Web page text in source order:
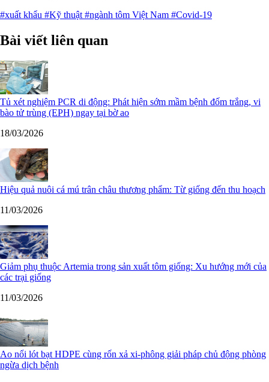
#xuất khẩu #Kỹ thuật #ngành tôm Việt Nam #Covid-19
Bài viết liên quan
Tủ xét nghiệm PCR di động: Phát hiện sớm mầm bệnh đốm trắng, vi
bào tử trùng (EPH) ngay tại bờ ao
18/03/2026
Hiệu quả nuôi cá mú trân châu thương phẩm: Từ giống đến thu hoạch
11/03/2026
Giảm phụ thuộc Artemia trong sản xuất tôm giống: Xu hướng mới của
các trại giống
11/03/2026
Ao nổi lót bạt HDPE cùng rốn xả xi-phông giải pháp chủ động phòng
ngừa dịch bệnh